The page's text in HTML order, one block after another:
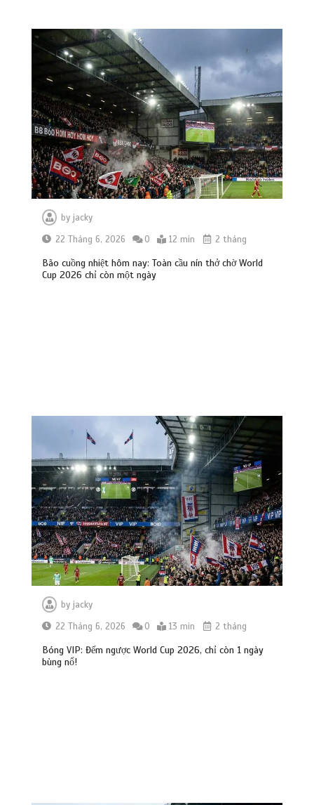
byjacky
22 Tháng 6, 2026
0 12 min 2 tháng
Bão cuồng nhiệt hôm nay: Toàn cầu nín thở chờ World
Cup 2026 chỉ còn một ngày
byjacky
22 Tháng 6, 2026
0 13 min 2 tháng
Bóng VIP: Đếm ngược World Cup 2026, chỉ còn 1 ngày
bùng nổ!